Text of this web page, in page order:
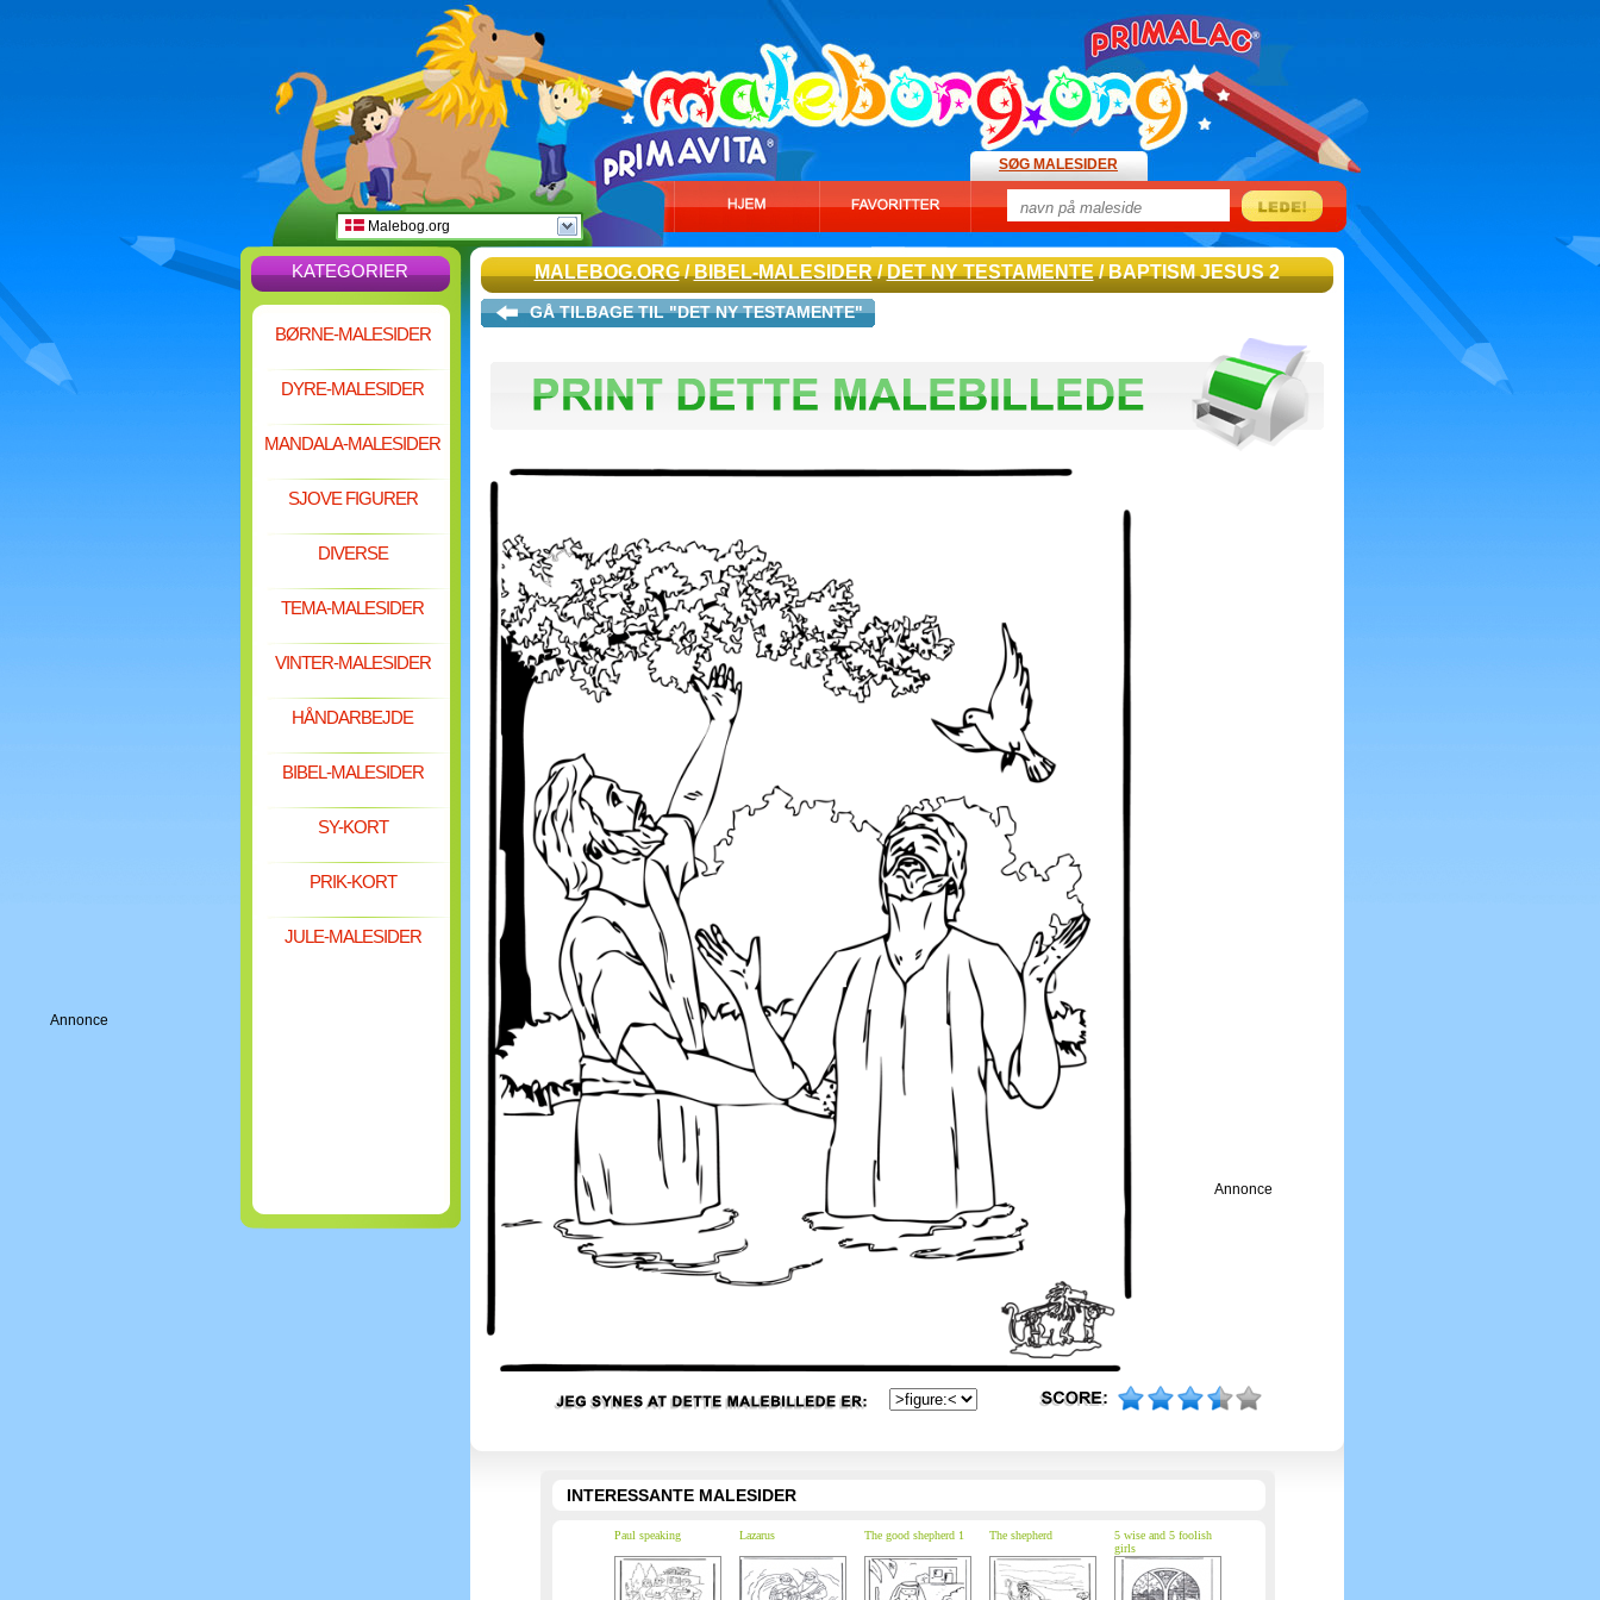
Annonce
Malebog.org
SØG MALESIDER
KATEGORIER
BØRNE-MALESIDER
DYRE-MALESIDER
MANDALA-MALESIDER
SJOVE FIGURER
DIVERSE
TEMA-MALESIDER
VINTER-MALESIDER
HÅNDARBEJDE
BIBEL-MALESIDER
SY-KORT
PRIK-KORT
JULE-MALESIDER
MALEBOG.ORG/BIBEL-MALESIDER/DET NY TESTAMENTE/ BAPTISM JESUS 2
GÅ TILBAGE TIL "DET NY TESTAMENTE"
Annonce
INTERESSANTE MALESIDER
Paul speaking Lazarus The good shepherd 1 The shepherd
5 wise and 5 foolish
girls